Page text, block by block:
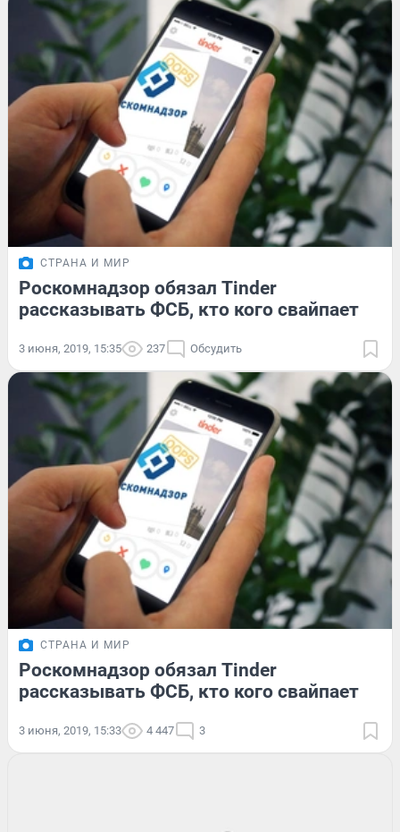
СТРАНА И МИР
Роскомнадзор обязал Tinder
рассказывать ФСБ, кто кого свайпает
3 июня, 2019, 15:35 237 Обсудить
СТРАНА И МИР
Роскомнадзор обязал Tinder
рассказывать ФСБ, кто кого свайпает
3 июня, 2019, 15:33 4 447 3